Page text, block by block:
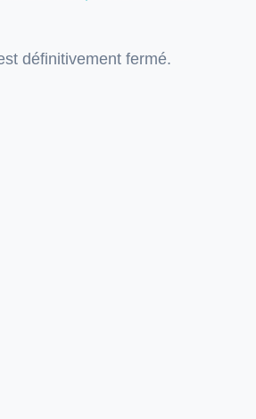
définitivement fermé.